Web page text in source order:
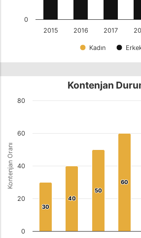
Kadın
2015 2016 2017
0
Kontenjan Oranı
Kontenjan
30
30
40
40
50
50
60
60
0
20
40
60
80